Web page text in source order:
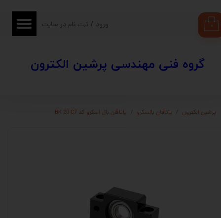
​​گروه فنی مهندسی پرشین الکترون
۰ ورود / ثبت نام در سایت
حساب کاربری من
سفارشات
پرشین الکترون یاتاقان بالسکرو یاتاقان بال اسکرو کد BK 20 C7